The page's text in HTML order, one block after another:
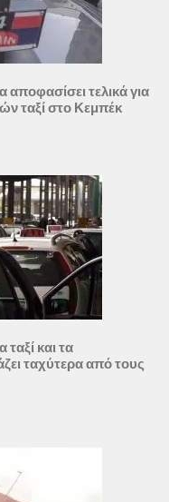
τελικά για
ταξί στο Κεμπέκ
ταξί και τα
ταχύτερα από τους